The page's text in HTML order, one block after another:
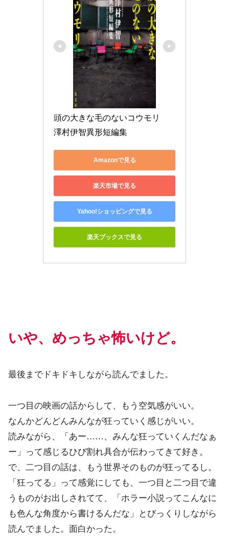
頭の大きな毛のないコウモリ
澤村伊智異形短編集
Amazonで見る
楽天市場で見る
Yahoo!ショッピングで見る
楽天ブックスで見る
いや、めっちゃ怖いけど。
最後までドキドキしながら読んでました。
一つ目の映画の話からして、もう空気感がいい。
なんかどんどんみんなが狂っていく感じがいい。
読みながら、「あー……、みんな狂っていくんだなぁ
ー」って感じるひび割れ具合が伝わってきて好き。
で、二つ目の話は、もう世界そのものが狂ってるし。
「狂ってる」って感覚にしても、一つ目と二つ目で違
うものがお出しされてて、「ホラー小説ってこんなに
も色んな角度から書けるんだな」とびっくりしながら
読んでました。面白かった。